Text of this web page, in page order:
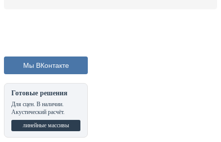
Мы ВКонтакте
Готовые решения
Для сцен. В наличии.
Акустический расчёт.
линейные массивы